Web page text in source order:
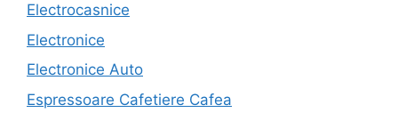
Electrocasnice
Electronice
Electronice Auto
Espressoare Cafetiere Cafea